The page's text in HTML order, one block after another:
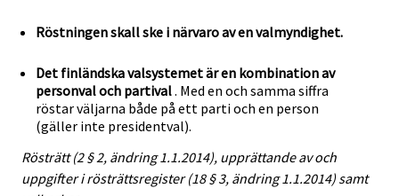
Röstningen skall ske i närvaro av en valmyndighet.
Det finländska valsystemet är en kombination av
personval och partival. Med en och samma siffra
röstar väljarna både på ett parti och en person
(gäller inte presidentval).
Rösträtt (2 § 2, ändring 1.1.2014), upprättande av och
uppgifter i rösträttsregister (18 § 3, ändring 1.1.2014) samt